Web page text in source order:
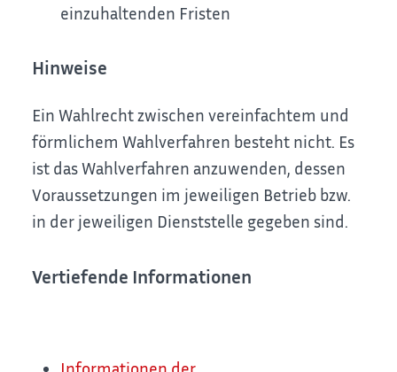
einzuhaltenden Fristen
Hinweise
Ein Wahlrecht zwischen vereinfachtem und
förmlichem Wahlverfahren besteht nicht. Es
ist das Wahlverfahren anzuwenden, dessen
Voraussetzungen im jeweiligen Betrieb bzw.
in der jeweiligen Dienststelle gegeben sind.
Vertiefende Informationen